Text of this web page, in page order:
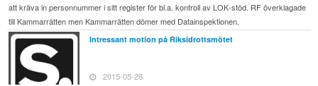
att kräva in personnummer i sitt register för bl.a. kontroll av LOK-stöd. RF överklagade
till Kammarrätten men Kammarrätten dömer med Datainspektionen.
Intressant motion på Riksidrottsmötet
2015-05-28